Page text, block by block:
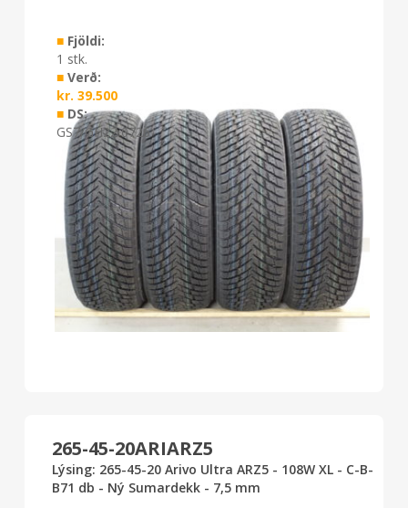
■Fjöldi:
1 stk.
■Verð:
kr. 39.500
■DS:
GS7/GH22 0726
Lýsing: 265-45-20 Arivo Ultra ARZ5 - 108W XL - C-B-
B71 db - Ný Sumardekk - 7,5 mm
265-45-20ARIARZ5